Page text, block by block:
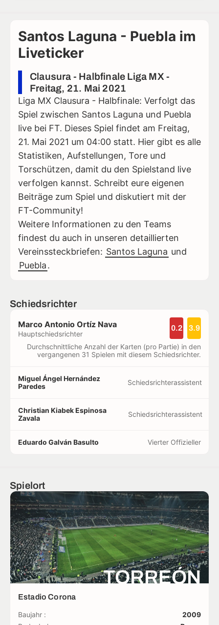
Santos Laguna - Puebla im
Liveticker
Clausura - Halbfinale Liga MX -
Freitag, 21. Mai 2021
Liga MX Clausura - Halbfinale: Verfolgt das
Spiel zwischen Santos Laguna und Puebla
live bei FT. Dieses Spiel findet am Freitag,
21. Mai 2021 um 04:00 statt. Hier gibt es alle
Statistiken, Aufstellungen, Tore und
Torschützen, damit du den Spielstand live
verfolgen kannst. Schreibt eure eigenen
Beiträge zum Spiel und diskutiert mit der
FT-Community!
Weitere Informationen zu den Teams
findest du auch in unseren detaillierten
Vereinssteckbriefen: Santos Laguna und
Puebla.
Schiedsrichter
Marco Antonio Ortíz Nava
Hauptschiedsrichter
0.2 3.9
Durchschnittliche Anzahl der Karten (pro Partie) in den
vergangenen 31 Spielen mit diesem Schiedsrichter.
Miguel Ángel Hernández
Paredes
Schiedsrichterassistent
Christian Kiabek Espinosa
Zavala
Schiedsrichterassistent
Eduardo Galván Basulto Vierter Offizieller
Spielort
TORREÓN
Estadio Corona
Baujahr :
2009